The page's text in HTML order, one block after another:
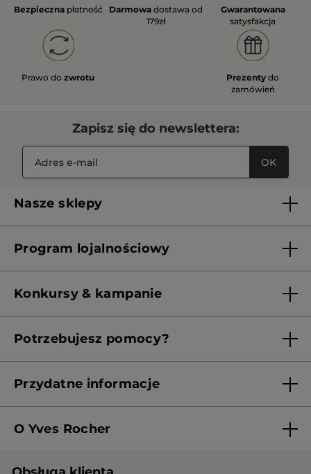
Bezpieczna płatność Darmowa dostawa od
179zł
Gwarantowana
satysfakcja
Prawo dozwrotu Prezenty do
zamówień
Zapisz się do newslettera:
OK
Nasze sklepy
Franczyza
Program lojalnościowy
Konkursy & kampanie
Potrzebujesz pomocy?
Przydatne informacje
Polityka prywatności
O Yves Rocher